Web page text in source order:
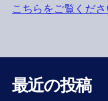
こちらをご覧くださ
最近の投稿